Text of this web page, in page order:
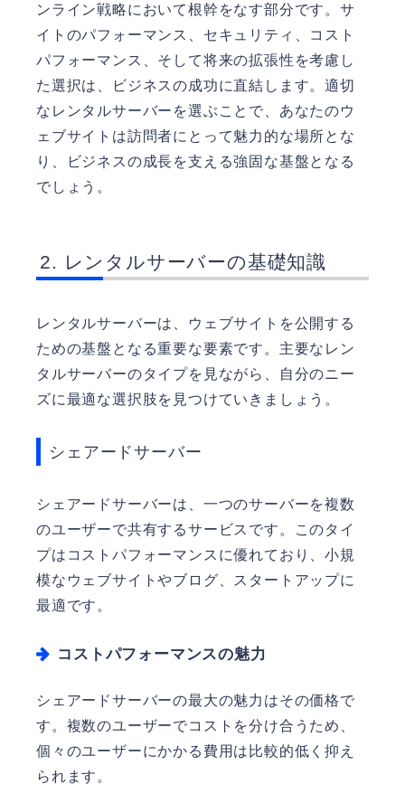
ンライン戦略において根幹をなす部分です。サ
イトのパフォーマンス、セキュリティ、コスト
パフォーマンス、そして将来の拡張性を考慮し
た選択は、ビジネスの成功に直結します。適切
なレンタルサーバーを選ぶことで、あなたのウ
ェブサイトは訪問者にとって魅力的な場所とな
り、ビジネスの成長を支える強固な基盤となる
でしょう。
レンタルサーバーの基礎知識
レンタルサーバーは、ウェブサイトを公開する
ための基盤となる重要な要素です。主要なレン
タルサーバーのタイプを見ながら、自分のニー
ズに最適な選択肢を見つけていきましょう。
シェアードサーバー
シェアードサーバーは、一つのサーバーを複数
のユーザーで共有するサービスです。このタイ
プはコストパフォーマンスに優れており、小規
模なウェブサイトやブログ、スタートアップに
最適です。
コストパフォーマンスの魅力
シェアードサーバーの最大の魅力はその価格で
す。複数のユーザーでコストを分け合うため、
個々のユーザーにかかる費用は比較的低く抑え
られます。